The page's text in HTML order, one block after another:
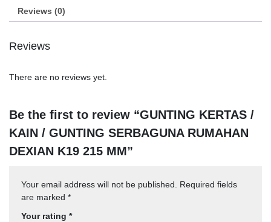
Reviews (0)
Reviews
There are no reviews yet.
Be the first to review “GUNTING KERTAS /
KAIN / GUNTING SERBAGUNA RUMAHAN
DEXIAN K19 215 MM”
Your email address will not be published. Required fields
are marked *
Your rating *